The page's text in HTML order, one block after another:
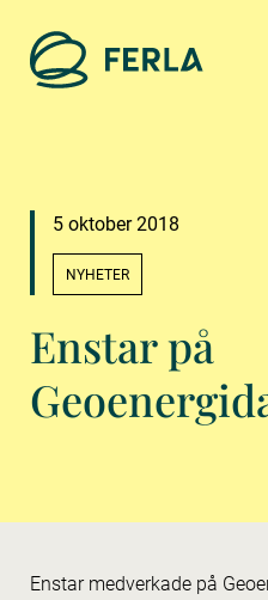
5 oktober 2018
NYHETER
Enstar på
Enstar medverkade på